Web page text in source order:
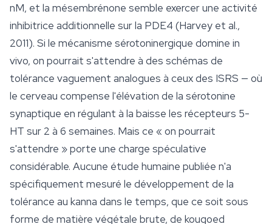
nM, et la mésembrénone semble exercer une activité
inhibitrice additionnelle sur la PDE4 (Harvey et al.,
2011). Si le mécanisme sérotoninergique domine in
vivo, on pourrait s'attendre à des schémas de
tolérance vaguement analogues à ceux des ISRS — où
le cerveau compense l'élévation de la sérotonine
synaptique en régulant à la baisse les récepteurs 5-
HT sur 2 à 6 semaines. Mais ce « on pourrait
s'attendre » porte une charge spéculative
considérable. Aucune étude humaine publiée n'a
spécifiquement mesuré le développement de la
tolérance au kanna dans le temps, que ce soit sous
forme de matière végétale brute, de kougoed